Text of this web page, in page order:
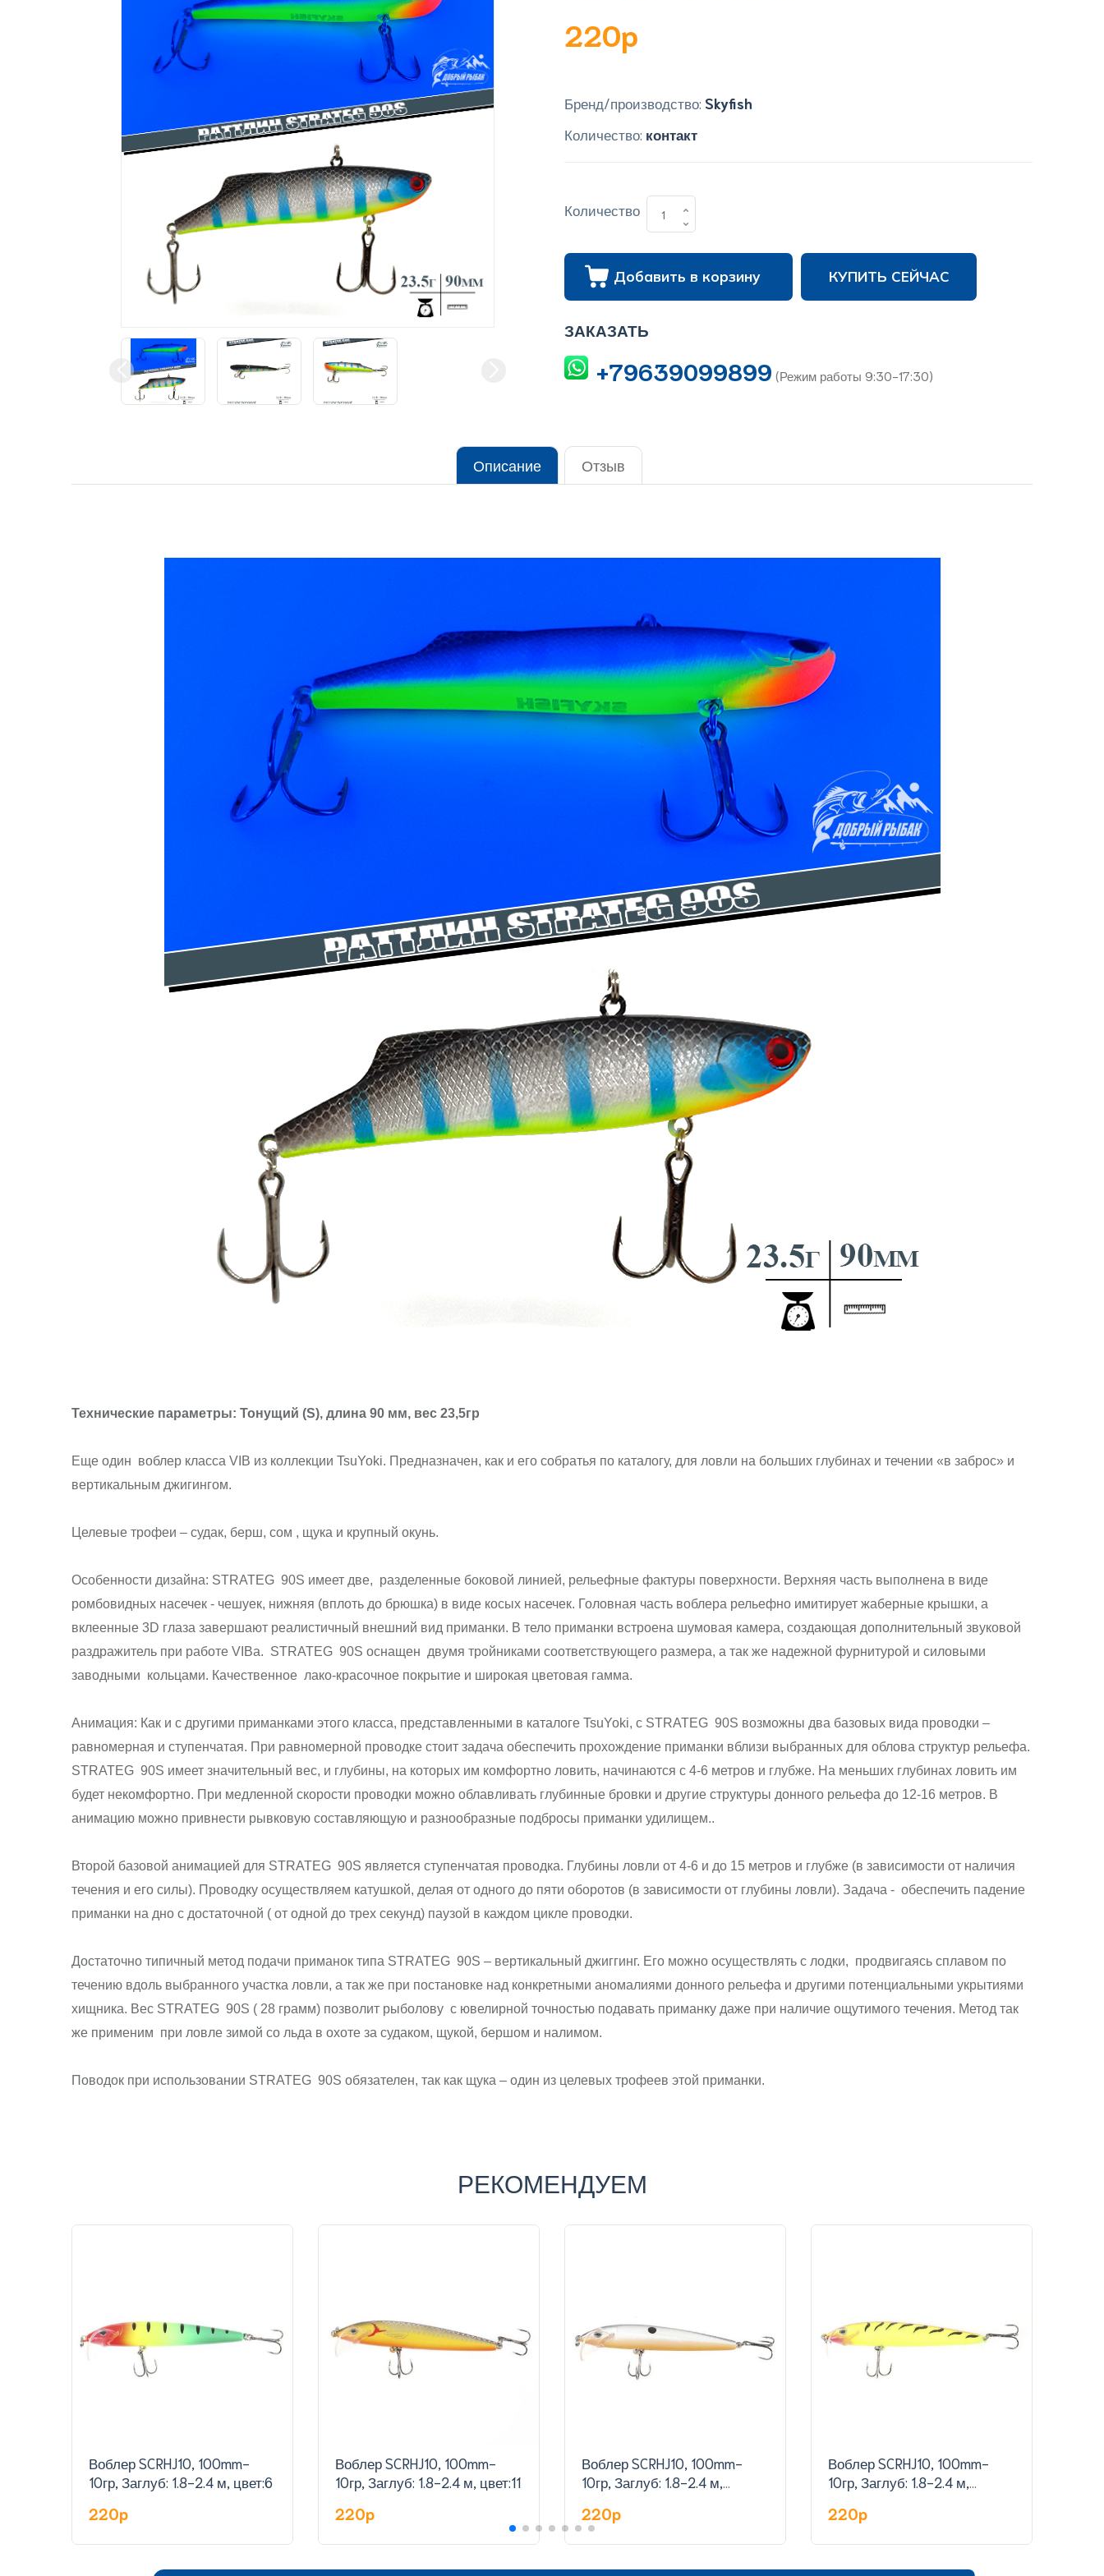
220p
Бренд/производство: Skyfish
Количество: контакт
Количество
Добавить в корзину КУПИТЬ СЕЙЧАС
ЗАКАЗАТЬ
+79639099899 (Режим работы 9:30-17:30)
Описание Отзыв
Технические параметры: Тонущий (S), длина 90 мм, вес 23,5гр
Еще один воблер класса VIB из коллекции TsuYoki. Предназначен, как и его собратья по каталогу, для ловли на больших глубинах и течении «в заброс» и
вертикальным джигингом.
Целевые трофеи – судак, берш, сом , щука и крупный окунь.
Особенности дизайна: STRATEG 90S имеет две, разделенные боковой линией, рельефные фактуры поверхности. Верхняя часть выполнена в виде
ромбовидных насечек - чешуек, нижняя (вплоть до брюшка) в виде косых насечек. Головная часть воблера рельефно имитирует жаберные крышки, а
вклеенные 3D глаза завершают реалистичный внешний вид приманки. В тело приманки встроена шумовая камера, создающая дополнительный звуковой
раздражитель при работе VIBа. STRATEG 90S оснащен двумя тройниками соответствующего размера, а так же надежной фурнитурой и силовыми
заводными кольцами. Качественное лако-красочное покрытие и широкая цветовая гамма.
Анимация: Как и с другими приманками этого класса, представленными в каталоге TsuYoki, с STRATEG 90S возможны два базовых вида проводки –
равномерная и ступенчатая. При равномерной проводке стоит задача обеспечить прохождение приманки вблизи выбранных для облова структур рельефа.
STRATEG 90S имеет значительный вес, и глубины, на которых им комфортно ловить, начинаются с 4-6 метров и глубже. На меньших глубинах ловить им
будет некомфортно. При медленной скорости проводки можно облавливать глубинные бровки и другие структуры донного рельефа до 12-16 метров. В
анимацию можно привнести рывковую составляющую и разнообразные подбросы приманки удилищем..
Второй базовой анимацией для STRATEG 90S является ступенчатая проводка. Глубины ловли от 4-6 и до 15 метров и глубже (в зависимости от наличия
течения и его силы). Проводку осуществляем катушкой, делая от одного до пяти оборотов (в зависимости от глубины ловли). Задача - обеспечить падение
приманки на дно с достаточной ( от одной до трех секунд) паузой в каждом цикле проводки.
Достаточно типичный метод подачи приманок типа STRATEG 90S – вертикальный джиггинг. Его можно осуществлять с лодки, продвигаясь сплавом по
течению вдоль выбранного участка ловли, а так же при постановке над конкретными аномалиями донного рельефа и другими потенциальными укрытиями
хищника. Вес STRATEG 90S ( 28 грамм) позволит рыболову с ювелирной точностью подавать приманку даже при наличие ощутимого течения. Метод так
же применим при ловле зимой со льда в охоте за судаком, щукой, бершом и налимом.
Поводок при использовании STRATEG 90S обязателен, так как щука – один из целевых трофеев этой приманки.
РЕКОМЕНДУЕМ
Воблер SCRHJ10, 100mm-
10гр, Заглуб: 1.8-2.4 м, цвет:6
220p
Воблер SCRHJ10, 100mm-
10гр, Заглуб: 1.8-2.4 м, цвет:11
220p
Воблер SCRHJ10, 100mm-
10гр, Заглуб: 1.8-2.4 м,
220p
Воблер SCRHJ10, 100mm-
10гр, Заглуб: 1.8-2.4 м,
220p